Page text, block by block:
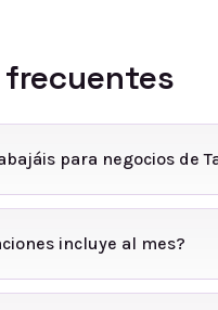
para negocios de
incluye al mes?